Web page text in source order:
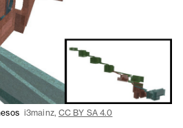
i3mainz, CC BY SA 4.0